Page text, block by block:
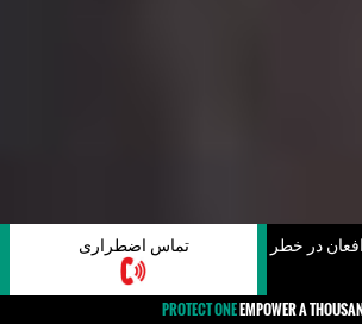
تماس اضطراری در خطر
PROTECT ONEEMPOWER A